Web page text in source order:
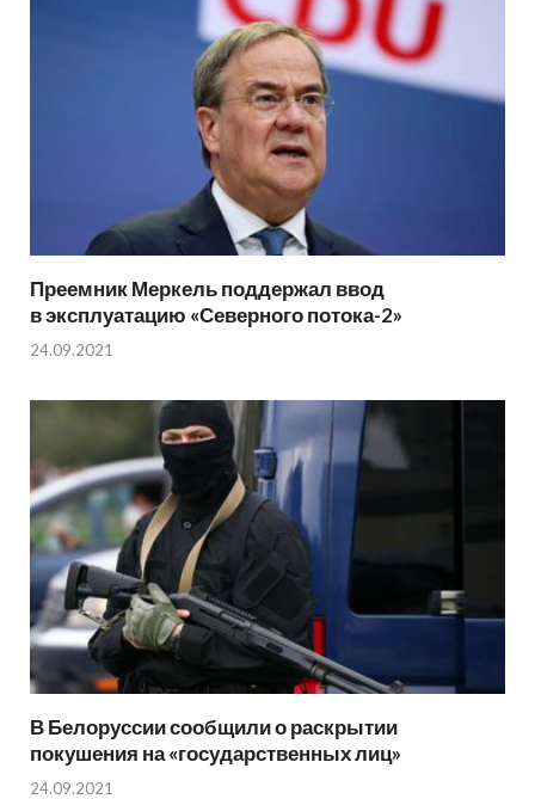
Преемник Меркель поддержал ввод
в эксплуатацию «Северного потока-2»
24.09.2021
В Белоруссии сообщили о раскрытии
покушения на «государственных лиц»
24.09.2021